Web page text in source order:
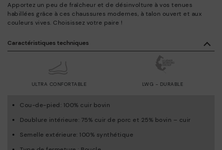
Apportez un peu de fraîcheur et de désinvolture à vos tenues
habillées grâce à ces chaussures modernes, à talon ouvert et aux
couleurs vives. Choisissez votre paire !
Caractéristiques techniques
ULTRA CONFORTABLE LWG - DURABLE
Cou-de-pied: 100% cuir bovin
Doublure intérieure: 75% cuir de porc et 25% bovin – cuir
Semelle extérieure: 100% synthétique